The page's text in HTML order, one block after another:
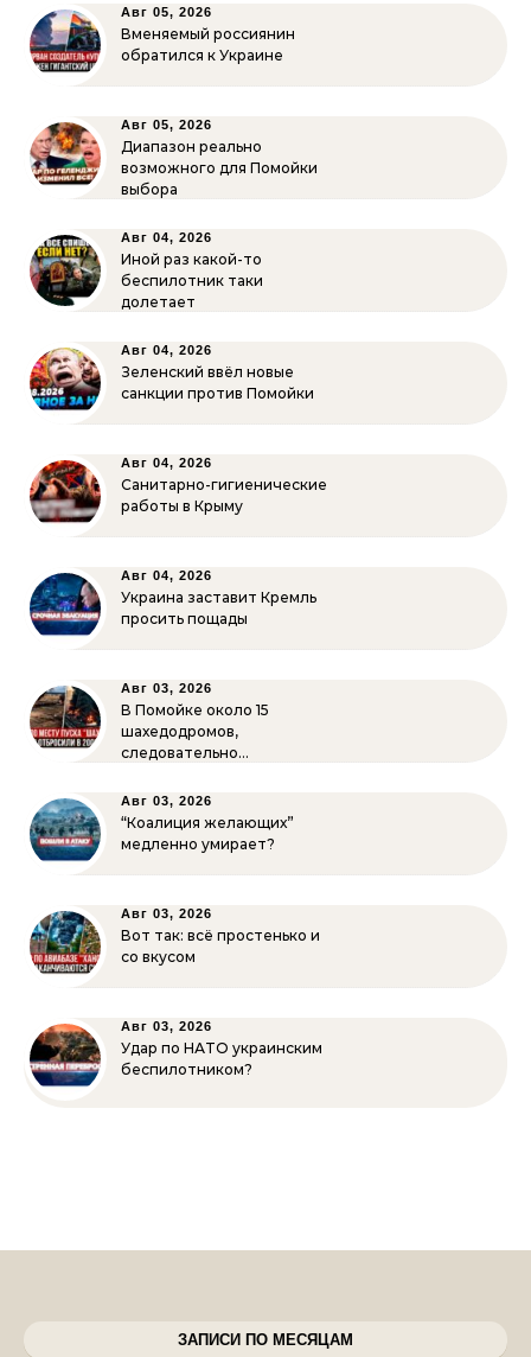
Авг 05, 2026
Вменяемый россиянин
обратился к Украине
Авг 05, 2026
Диапазон реально
возможного для Помойки
выбора
Авг 04, 2026
Иной раз какой-то
беспилотник таки
долетает
Авг 04, 2026
Зеленский ввёл новые
санкции против Помойки
Авг 04, 2026
Санитарно-гигиенические
работы в Крыму
Авг 04, 2026
Украина заставит Кремль
просить пощады
Авг 03, 2026
В Помойке около 15
шахедодромов,
следовательно…
Авг 03, 2026
“Коалиция желающих”
медленно умирает?
Авг 03, 2026
Вот так: всё простенько и
со вкусом
Авг 03, 2026
Удар по НАТО украинским
беспилотником?
ЗАПИСИ ПО МЕСЯЦАМ